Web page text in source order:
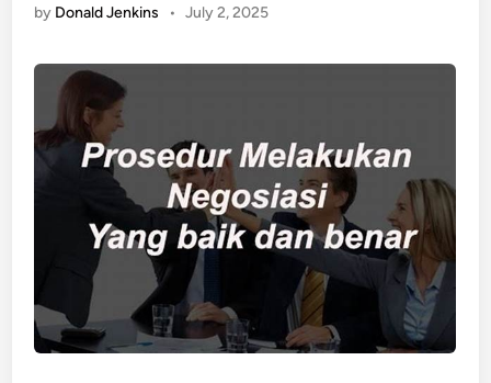
by Donald Jenkins • July 2, 2025